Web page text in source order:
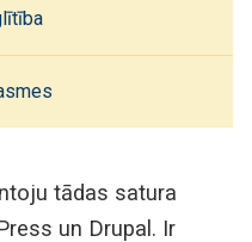
tādas satura
un Drupal. Ir